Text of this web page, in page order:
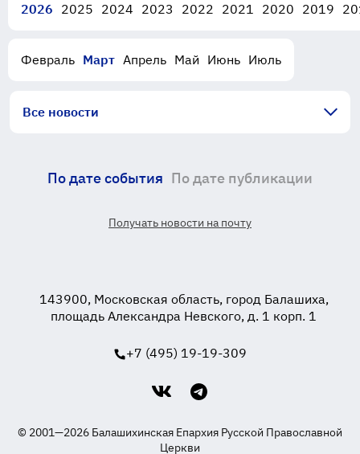
2026 2025 2024 2023 2022 2021 2020 2019
Февраль Март Апрель Май Июнь Июль
Все новости
По дате события По дате публикации
Получать новости на почту
143900, Московская область, город Балашиха,
площадь Александра Невского, д. 1 корп. 1
+7 (495) 19-19-309
© 2001—2026 Балашихинская Епархия Русской Православной
Церкви